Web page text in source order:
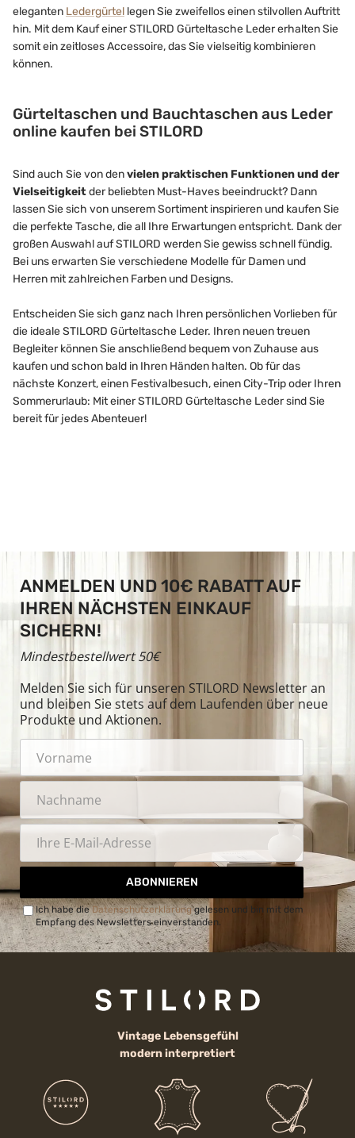
eleganten Ledergürtel legen Sie zweifellos einen stilvollen Auftritt
hin. Mit dem Kauf einer STILORD Gürteltasche Leder erhalten Sie
somit ein zeitloses Accessoire, das Sie vielseitig kombinieren
können.
Gürteltaschen und Bauchtaschen aus Leder
online kaufen bei STILORD
Sind auch Sie von denvielen praktischen Funktionen und der
Vielseitigkeitder beliebten Must-Haves beeindruckt? Dann
lassen Sie sich von unserem Sortiment inspirieren und kaufen Sie
die perfekte Tasche, die all Ihre Erwartungen entspricht. Dank der
großen Auswahl auf STILORD werden Sie gewiss schnell fündig.
Bei uns erwarten Sie verschiedene Modelle für Damen und
Herren mit zahlreichen Farben und Designs.
Entscheiden Sie sich ganz nach Ihren persönlichen Vorlieben für
die ideale STILORD Gürteltasche Leder. Ihren neuen treuen
Begleiter können Sie anschließend bequem von Zuhause aus
kaufen und schon bald in Ihren Händen halten. Ob für das
nächste Konzert, einen Festivalbesuch, einen City-Trip oder Ihren
Sommerurlaub: Mit einer STILORD Gürteltasche Leder sind Sie
bereit für jedes Abenteuer!
ANMELDEN UND 10€ RABATT AUF
IHREN NÄCHSTEN EINKAUF
SICHERN!
Mindestbestellwert 50€
Melden Sie sich für unseren STILORD Newsletter an
und bleiben Sie stets auf dem Laufenden über neue
Produkte und Aktionen.
ABONNIEREN
Ich habe dieDatenschutzerklärunggelesen und bin mit dem
Empfang des Newsletters einverstanden.
Vintage Lebensgefühl
modern interpretiert